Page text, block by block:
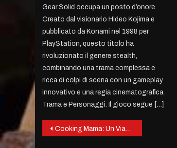
Gear Solid occupa un posto d’onore.
Creato dal visionario Hideo Kojima e
pubblicato da Konami nel 1998 per
PlayStation, questo titolo ha
rivoluzionato il genere stealth,
combinando una trama complessa e
ricca di colpi di scena con un gameplay
innovativo e una regia cinematografica.
Trama e Personaggi: Il gioco segue […]
Post
Cooking Mama: Un Viaggio Gastronomico Interattivo